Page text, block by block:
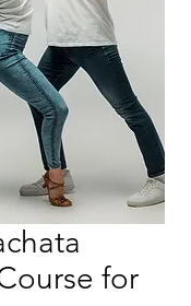
for